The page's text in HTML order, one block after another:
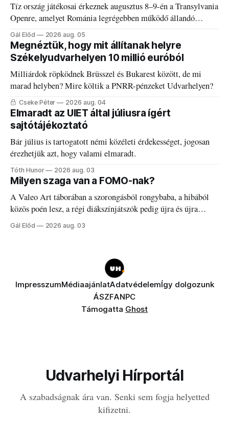
Tíz ország játékosai érkeznek augusztus 8–9-én a Transylvania
Openre, amelyet Románia legrégebben működő állandó
discgolfpályáján rendeznek meg.
Gál Előd 2026 aug. 05
Megnéztük, hogy mit állítanak helyre
Székelyudvarhelyen 10 millió euróból
Milliárdok röpködnek Brüsszel és Bukarest között, de mi
marad helyben? Mire költik a PNRR-pénzeket Udvarhelyen?
Cseke Péter 2026 aug. 04
Elmaradt az UIET által júliusra ígért
sajtótájékoztató
Bár július is tartogatott némi közéleti érdekességet, jogosan
érezhetjük azt, hogy valami elmaradt.
Tóth Hunor 2026 aug. 03
Milyen szaga van a FOMO-nak?
A Valeo Art táborában a szorongásból rongybaba, a hibából
közös poén lesz, a régi diákszínjátszók pedig újra és újra
visszatalálnak egymáshoz.
Gál Előd 2026 aug. 03
ImpresszumMédiaajánlatAdatvédelemÍgy dolgozunk
ÁSZFANPC
Támogatta Ghost
Udvarhelyi Hírportál
A szabadságnak ára van. Senki sem fogja helyetted
kifizetni.